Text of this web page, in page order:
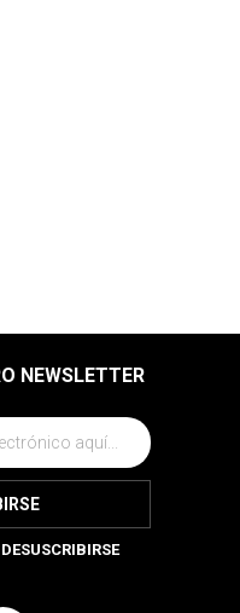
NEWSLETTER
DESUSCRIBIRSE